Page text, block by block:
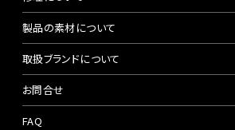
製品の素材について
取扱ブランドについて
お問合せ
FAQ